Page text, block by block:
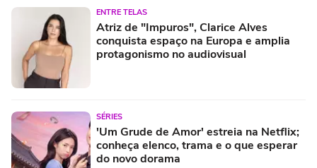
ENTRE TELAS
Atriz de "Impuros", Clarice Alves
conquista espaço na Europa e amplia
protagonismo no audiovisual
SÉRIES
'Um Grude de Amor' estreia na Netflix;
conheça elenco, trama e o que esperar
do novo dorama